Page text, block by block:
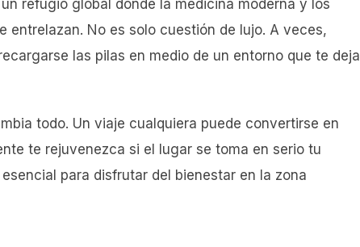
refugio global donde la medicina moderna y los
entrelazan. No es solo cuestión de lujo. A veces,
las pilas en medio de un entorno que te deja
todo. Un viaje cualquiera puede convertirse en
te rejuvenezca si el lugar se toma en serio tu
para disfrutar del bienestar en la zona